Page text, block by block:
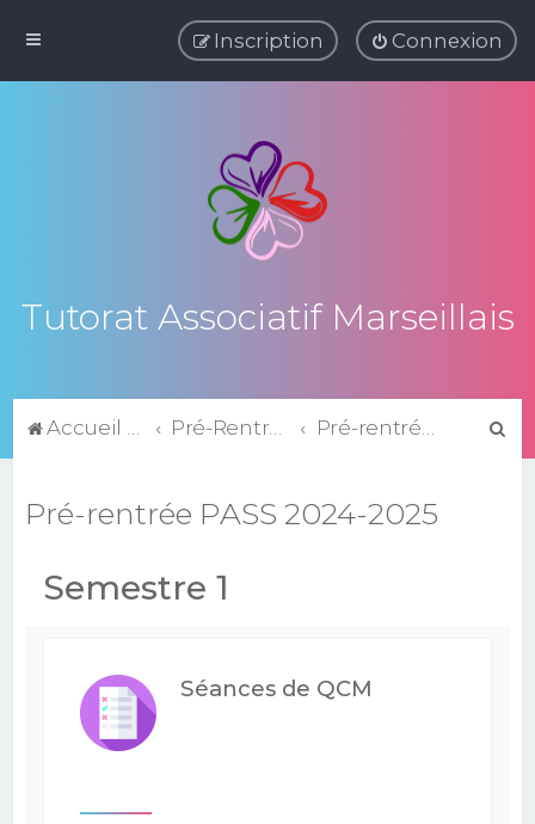
Connexion
Inscription
Tutorat Associatif Marseillais
Accueil du forum Pré-Rentrée Pré-rentrée PASS 2024-2025
Pré-rentrée PASS 2024-2025
Semestre 1
Séances de QCM